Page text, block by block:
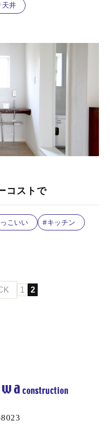
天井
コストで
こいい
キッチン
1 2